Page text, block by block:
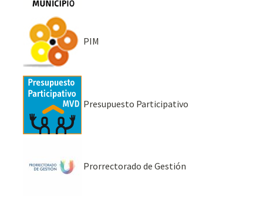
PIM
Presupuesto Participativo
Prorrectorado de Gestión